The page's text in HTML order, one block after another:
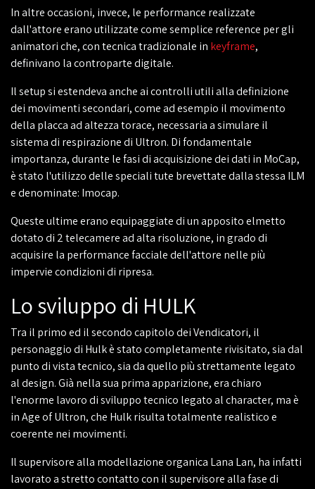
In altre occasioni, invece, le performance realizzate
dall'attore erano utilizzate come semplice reference per gli
animatori che, con tecnica tradizionale in keyframe,
definivano la controparte digitale.
Il setup si estendeva anche ai controlli utili alla definizione
dei movimenti secondari, come ad esempio il movimento
della placca ad altezza torace, necessaria a simulare il
sistema di respirazione di Ultron. Di fondamentale
importanza, durante le fasi di acquisizione dei dati in MoCap,
è stato l'utilizzo delle speciali tute brevettate dalla stessa ILM
e denominate: Imocap.
Queste ultime erano equipaggiate di un apposito elmetto
dotato di 2 telecamere ad alta risoluzione, in grado di
acquisire la performance facciale dell'attore nelle più
impervie condizioni di ripresa.
Lo sviluppo di HULK
Tra il primo ed il secondo capitolo dei Vendicatori, il
personaggio di Hulk è stato completamente rivisitato, sia dal
punto di vista tecnico, sia da quello più strettamente legato
al design. Già nella sua prima apparizione, era chiaro
l'enorme lavoro di sviluppo tecnico legato al character, ma è
in Age of Ultron, che Hulk risulta totalmente realistico e
coerente nei movimenti.
Il supervisore alla modellazione organica Lana Lan, ha infatti
lavorato a stretto contatto con il supervisore alla fase di